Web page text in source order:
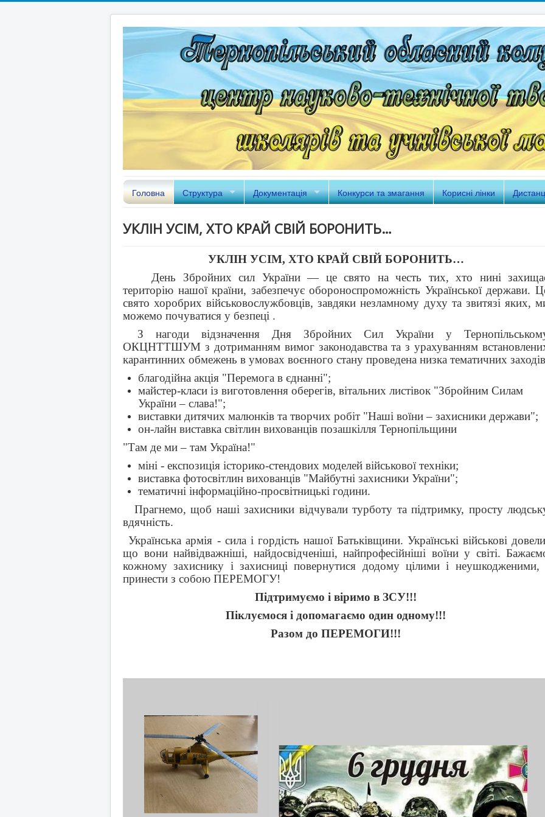
Головна Структура Документація Конкурси та змагання Корисні лінки
УКЛІН УСІМ, ХТО КРАЙ СВІЙ БОРОНИТЬ…
УКЛІН УСІМ, ХТО КРАЙ СВІЙ БОРОНИТЬ…
День Збройних сил України — це свято на честь тих, хто нині
територію нашої країни, забезпечує обороноспроможність Української держави.
свято хоробрих військовослужбовців, завдяки незламному духу та звитязі яких,
можемо почуватися у безпеці .
З нагоди відзначення Дня Збройних Сил України у
ОКЦНТТШУМ з дотриманням вимог законодавства та з урахуванням
карантинних обмежень в умовах воєнного стану проведена низка тематичних
благодійна акція "Перемога в єднанні";
майстер-класи із виготовлення оберегів, вітальних листівок "Збройним Силам
України – слава!";
виставки дитячих малюнків та творчих робіт "Наші воїни – захисники держави";
он-лайн виставка світлин вихованців позашкілля Тернопільщини
"Там де ми – там Україна!"
міні - експозиція історико-стендових моделей військової техніки;
виставка фотосвітлин вихованців "Майбутні захисники України";
тематичні інформаційно-просвітницькі години.
Прагнемо, щоб наші захисники відчували турботу та підтримку, просту
вдячність.
Українська армія - сила і гордість нашої Батьківщини. Українські військові
що вони найвідважніші, найдосвідченіші, найпрофесійніші воїни у світі.
кожному захиснику і захисниці повернутися додому цілими і неушкодженими,
принести з собою ПЕРЕМОГУ!
Підтримуємо і віримо в ЗСУ!!!
Піклуємося і допомагаємо один одному!!!
Разом до ПЕРЕМОГИ!!!